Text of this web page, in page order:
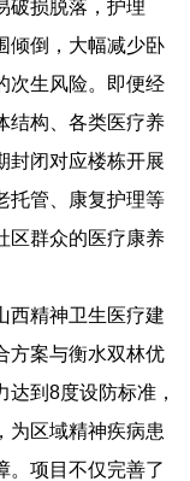
破损脱落，护理
倾倒，大幅减少卧
次生风险。即便经
结构、各类医疗养
封闭对应楼栋开展
托管、康复护理等
区群众的医疗康养
西精神卫生医疗建
方案与衡水双林优
到8度设防标准，
为区域精神疾病患
。项目不仅完善了